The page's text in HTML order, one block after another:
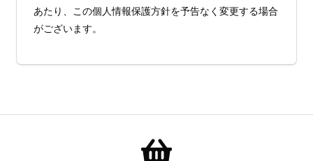
あたり、この個人情報保護方針を予告なく変更する場合
がございます。